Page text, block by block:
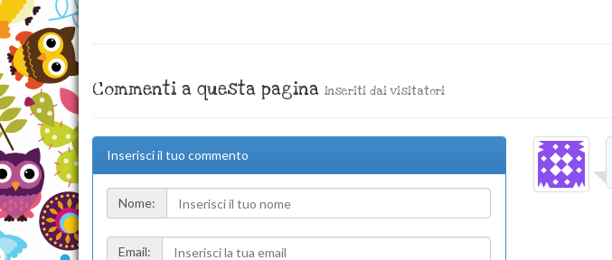
Commenti a questa pagina inseriti dai visitatori
Inserisci il tuo commento
Nome:
Email: